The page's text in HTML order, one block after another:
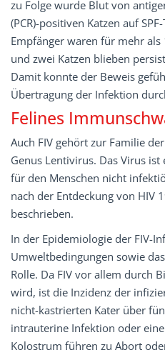
zu Folge wurde Blut von
(PCR)-positiven Katzen auf
Empfänger waren für mehr
und zwei Katzen blieben
Damit konnte der Beweis
Übertragung der Infektion
Felines
Auch FIV gehört zur Familie
Genus Lentivirus. Das Virus
für den Menschen nicht
nach der Entdeckung von HIV
beschrieben.
In der Epidemiologie der FIV-
Umweltbedingungen sowie
Rolle. Da FIV vor allem durch
wird, ist die Inzidenz der
nicht-kastrierten Kater über
intrauterine Infektion oder
Kolostrum führen zu Abort